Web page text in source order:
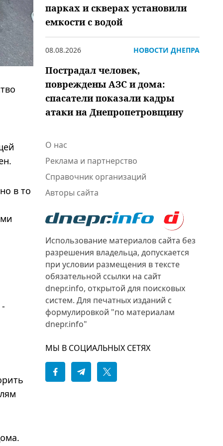
в то
парках и скверах установили
емкости с водой
08.08.2026 НОВОСТИ ДНЕПРА
Пострадал человек,
повреждены АЗС и дома:
спасатели показали кадры
атаки на Днепропетровщину
О нас
Реклама и партнерство
Справочник организаций
Авторы сайта
Использование материалов сайта без
разрешения владельца, допускается
при условии размещения в тексте
обязательной ссылки на сайт
dnepr.info, открытой для поисковых
систем. Для печатных изданий с
формулировкой "по материалам
dnepr.info"
МЫ В СОЦИАЛЬНЫХ СЕТЯХ